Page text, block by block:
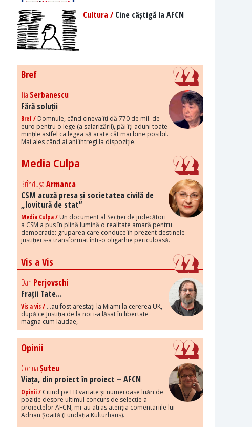
Cultura /Cine câștigă la AFCN
Bref
Tia Serbanescu
Fără soluții
Bref / Domnule, când cineva îți dă 770 de mil. de
euro pentru o lege (a salarizării), păi îți aduni toate
mințile astfel ca legea să arate cât mai bine posibil.
Mai ales când ai ani întregi la dispoziție.
Media Culpa
BrîndușaArmanca
CSM acuză presa și societatea civilă de
„lovitură de stat”
Media Culpa / Un document al Secției de judecători
a CSM a pus în plină lumină o realitate amară pentru
democrație: gruparea care conduce în prezent destinele
justiției s-a transformat într-o oligarhie periculoasă.
Vis a Vis
Dan Perjovschi
Frații Tate...
Vis a vis / ...au fost arestați la Miami la cererea UK,
după ce Justiția de la noi i-a lăsat în libertate
magna cum laudae,
Opinii
CorinaȘuteu
Viața, din proiect în proiect – AFCN
Opinii / Citind pe FB variate și numeroase luări de
poziție despre ultimul concurs de selecție a
proiectelor AFCN, mi-au atras atenția comentariile lui
Adrian Șoaită (Fundația Kulturhaus).